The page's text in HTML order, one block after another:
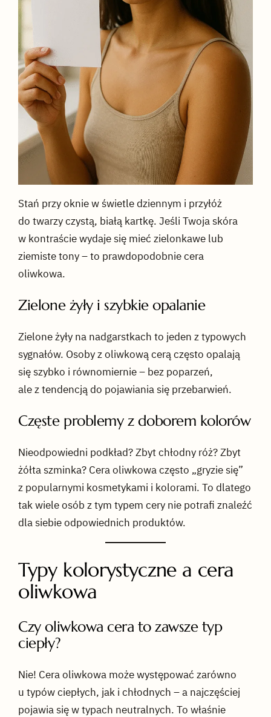
Stań przy oknie w świetle dziennym i przyłóż
do twarzy czystą, białą kartkę. Jeśli Twoja skóra
w kontraście wydaje się mieć zielonkawe lub
ziemiste tony – to prawdopodobnie cera
oliwkowa.
Zielone żyły i szybkie opalanie
Zielone żyły na nadgarstkach to jeden z typowych
sygnałów. Osoby z oliwkową cerą często opalają
się szybko i równomiernie – bez poparzeń,
ale z tendencją do pojawiania się przebarwień.
Częste problemy z doborem kolorów
Nieodpowiedni podkład? Zbyt chłodny róż? Zbyt
żółta szminka? Cera oliwkowa często „gryzie się”
z popularnymi kosmetykami i kolorami. To dlatego
tak wiele osób z tym typem cery nie potrafi znaleźć
dla siebie odpowiednich produktów.
Typy kolorystyczne a cera
oliwkowa
Czy oliwkowa cera to zawsze typ
ciepły?
Nie! Cera oliwkowa może występować zarówno
u typów ciepłych, jak i chłodnych – a najczęściej
pojawia się w typach neutralnych. To właśnie